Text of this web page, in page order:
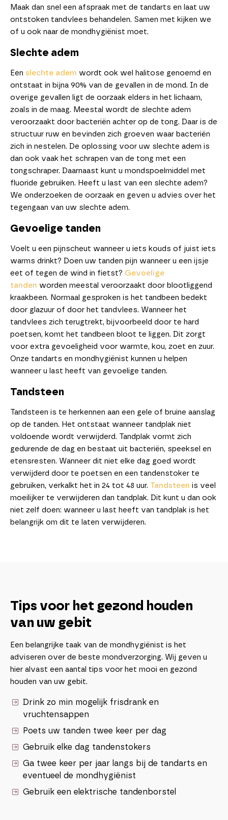
Maak dan snel een afspraak met de tandarts en laat uw
ontstoken tandvlees behandelen. Samen met kijken we
of u ook naar de mondhygiënist moet.
Slechte adem
Een slechte adem wordt ook wel halitose genoemd en
ontstaat in bijna 90% van de gevallen in de mond. In de
overige gevallen ligt de oorzaak elders in het lichaam,
zoals in de maag. Meestal wordt de slechte adem
veroorzaakt door bacteriën achter op de tong. Daar is de
structuur ruw en bevinden zich groeven waar bacteriën
zich in nestelen. De oplossing voor uw slechte adem is
dan ook vaak het schrapen van de tong met een
tongschraper. Daarnaast kunt u mondspoelmiddel met
fluoride gebruiken. Heeft u last van een slechte adem?
We onderzoeken de oorzaak en geven u advies over het
tegengaan van uw slechte adem.
Gevoelige tanden
Voelt u een pijnscheut wanneer u iets kouds of juist iets
warms drinkt? Doen uw tanden pijn wanneer u een ijsje
eet of tegen de wind in fietst? Gevoelige
tanden worden meestal veroorzaakt door blootliggend
kraakbeen. Normaal gesproken is het tandbeen bedekt
door glazuur of door het tandvlees. Wanneer het
tandvlees zich terugtrekt, bijvoorbeeld door te hard
poetsen, komt het tandbeen bloot te liggen. Dit zorgt
voor extra gevoeligheid voor warmte, kou, zoet en zuur.
Onze tandarts en mondhygiënist kunnen u helpen
wanneer u last heeft van gevoelige tanden.
Tandsteen
Tandsteen is te herkennen aan een gele of bruine aanslag
op de tanden. Het ontstaat wanneer tandplak niet
voldoende wordt verwijderd. Tandplak vormt zich
gedurende de dag en bestaat uit bacteriën, speeksel en
etensresten. Wanneer dit niet elke dag goed wordt
verwijderd door te poetsen en een tandenstoker te
gebruiken, verkalkt het in 24 tot 48 uur. Tandsteen is veel
moeilijker te verwijderen dan tandplak. Dit kunt u dan ook
niet zelf doen: wanneer u last heeft van tandplak is het
belangrijk om dit te laten verwijderen.
Tips voor het gezond houden
van uw gebit
Een belangrijke taak van de mondhygiënist is het
adviseren over de beste mondverzorging. Wij geven u
hier alvast een aantal tips voor het mooi en gezond
houden van uw gebit.
Drink zo min mogelijk frisdrank en
vruchtensappen
Poets uw tanden twee keer per dag
Gebruik elke dag tandenstokers
Ga twee keer per jaar langs bij de tandarts en
eventueel de mondhygiënist
Gebruik een elektrische tandenborstel